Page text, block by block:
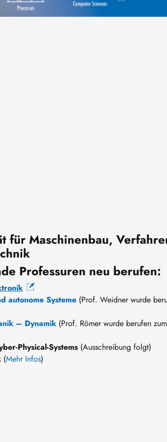
für Maschinenbau,
Professuren neu berufen:
autonome Systeme (Prof. Weidner wurde
– Dynamik (Prof. Römer wurde berufen zum
Physical-Systems (Ausschreibung folgt)
(Mehr Infos)